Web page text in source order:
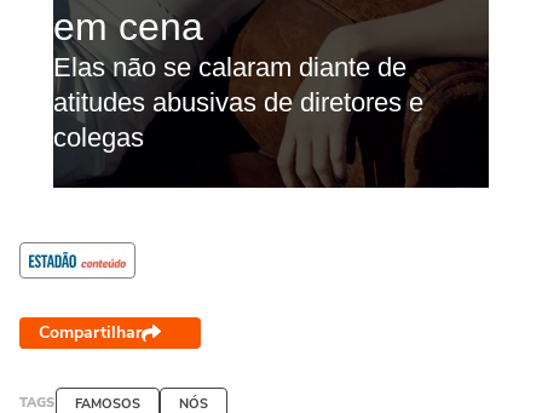
Compartilhar
TAGS FAMOSOS NÓS